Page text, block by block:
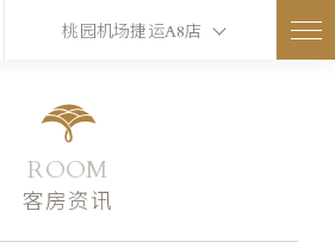
桃园机场捷运A8店
ROOM
客房资讯